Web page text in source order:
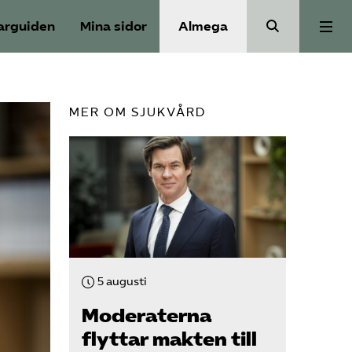
Mina sidor Almega
Valmanifest
Medlemskap
Aktiviteter
MER OM SJUKVÅRD
5 augusti
Moderaterna
flyttar makten till